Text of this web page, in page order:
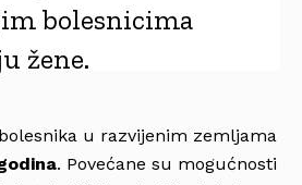
bolesnicima
žene.
u razvijenim zemljama
. Povećane su mogućnosti